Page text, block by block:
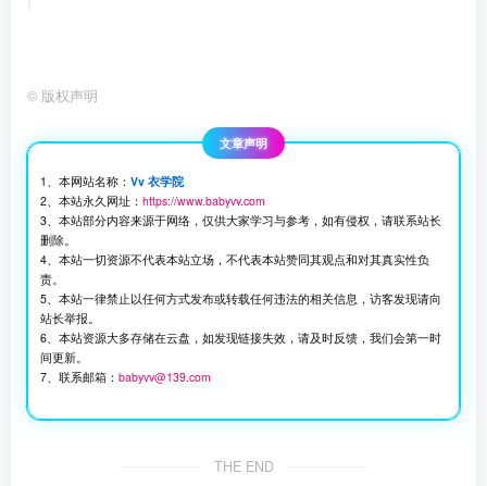
© 版权声明
文章声明
1、本网站名称：Vv 衣学院
2、本站永久网址：https://www.babyvv.com
3、本站部分内容来源于网络，仅供大家学习与参考，如有侵权，请联系站长
删除。
4、本站一切资源不代表本站立场，不代表本站赞同其观点和对其真实性负
责。
5、本站一律禁止以任何方式发布或转载任何违法的相关信息，访客发现请向
站长举报。
6、本站资源大多存储在云盘，如发现链接失效，请及时反馈，我们会第一时
间更新。
7、联系邮箱：babyvv@139.com
THE END